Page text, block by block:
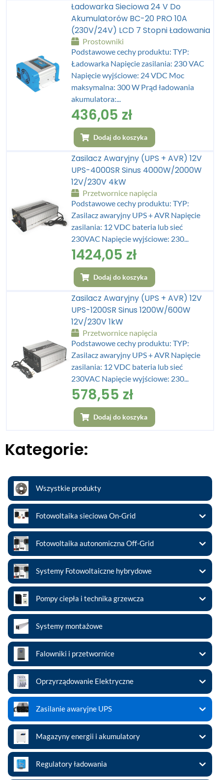
Kategorie:
Wszystkie produkty
Fotowoltaika sieciowa On-Grid
Fotowoltaika autonomiczna Off-Grid
Systemy Fotowoltaiczne hybrydowe
Pompy ciepła i technika grzewcza
Systemy montażowe
Falowniki i przetwornice
Oprzyrządowanie Elektryczne
Zasilanie awaryjne UPS
Magazyny energii i akumulatory
Regulatory ładowania
Ładowarka Sieciowa 24 V Do
Akumulatorów BC-20 PRO 10A
(230V/24V) LCD 7 Stopni Ładowania
Prostowniki
Podstawowe cechy produktu: TYP:
Ładowarka Napięcie zasilania: 230 VAC
Napięcie wyjściowe: 24 VDC Moc
maksymalna: 300 W Prąd ładowania
akumulatora:...
436,05 zł
Dodaj do koszyka
Zasilacz Awaryjny (UPS + AVR) 12V
UPS-4000SR Sinus 4000W/2000W
12V/230V 4kW
Przetwornice napięcia
Podstawowe cechy produktu: TYP:
Zasilacz awaryjny UPS + AVR Napięcie
zasilania: 12 VDC bateria lub sieć
230VAC Napięcie wyjściowe: 230...
1424,05 zł
Dodaj do koszyka
Zasilacz Awaryjny (UPS + AVR) 12V
UPS-1200SR Sinus 1200W/600W
12V/230V 1kW
Przetwornice napięcia
Podstawowe cechy produktu: TYP:
Zasilacz awaryjny UPS + AVR Napięcie
zasilania: 12 VDC bateria lub sieć
230VAC Napięcie wyjściowe: 230...
578,55 zł
Dodaj do koszyka